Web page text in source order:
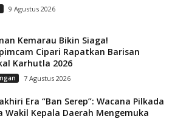
9 Agustus 2026
Kemarau Bikin Siaga!
Cipari Rapatkan Barisan
Karhutla 2026
7 Agustus 2026
Era “Ban Serep”: Wacana Pilkada
Wakil Kepala Daerah Mengemuka